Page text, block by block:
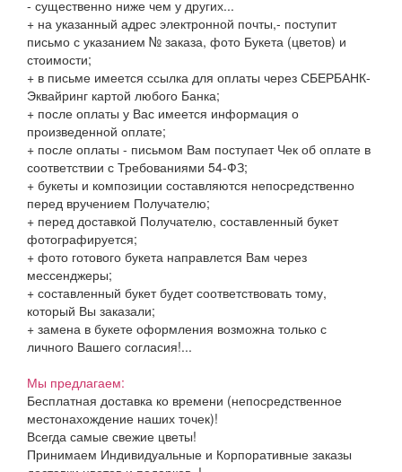
- существенно ниже чем у других...
+ на указанный адрес электронной почты,- поступит
письмо с указанием № заказа, фото Букета (цветов) и
стоимости;
+ в письме имеется ссылка для оплаты через СБЕРБАНК-
Эквайринг картой любого Банка;
+ после оплаты у Вас имеется информация о
произведенной оплате;
+ после оплаты - письмом Вам поступает Чек об оплате в
соответствии с Требованиями 54-ФЗ;
+ букеты и композиции составляются непосредственно
перед вручением Получателю;
+ перед доставкой Получателю, составленный букет
фотографируется;
+ фото готового букета направлется Вам через
мессенджеры;
+ составленный букет будет соответствовать тому,
который Вы заказали;
+ замена в букете оформления возможна только с
личного Вашего согласия!...
Мы предлагаем:
Бесплатная доставка ко времени (непосредственное
местонахождение наших точек)!
Всегда самые свежие цветы!
Принимаем Индивидуальные и Корпоративные заказы